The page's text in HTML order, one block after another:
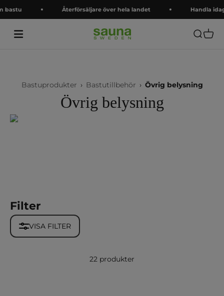
Hoppa till innehålletÅterförsäljare över hela landet Handla idag
Saunasweden Öppna
Bastuprodukter › Bastutillbehör › Övrig belysning
Övrig belysning
Filter
VISA FILTER
22 produkter